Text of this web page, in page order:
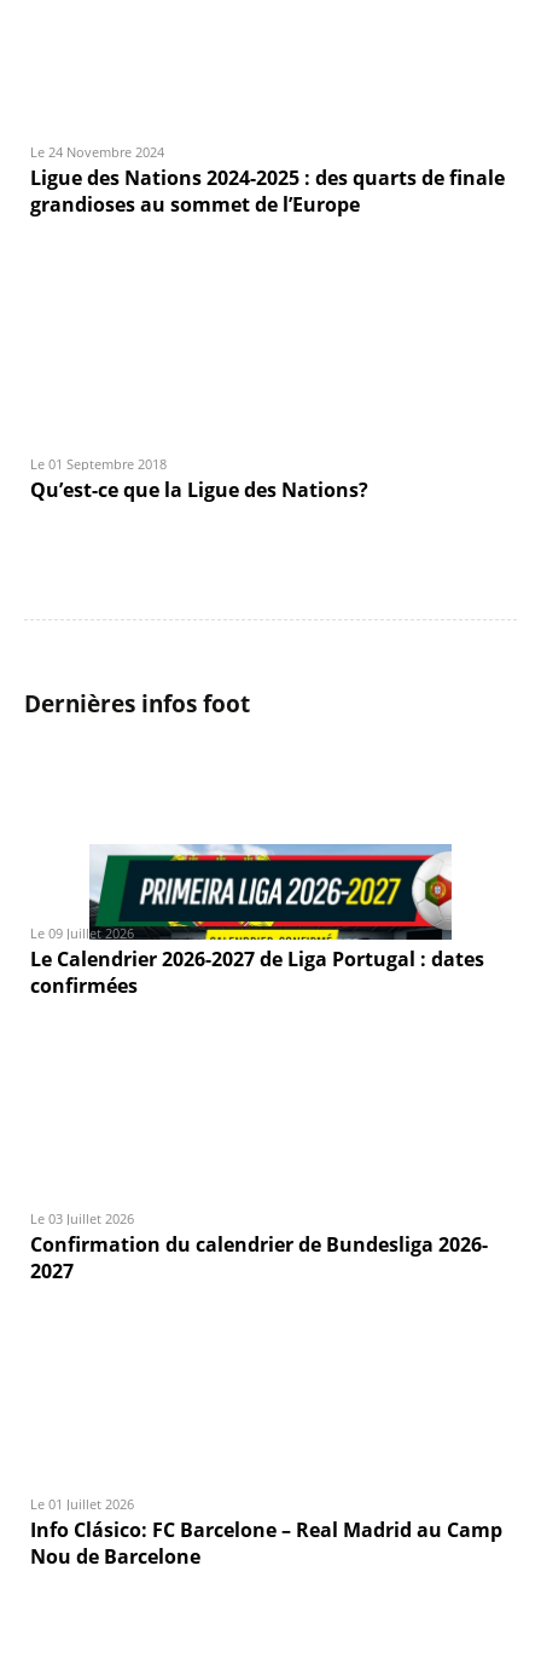
Le 24 Novembre 2024
Ligue des Nations 2024-2025 : des quarts de finale
grandioses au sommet de l’Europe
Le 01 Septembre 2018
Qu’est-ce que la Ligue des Nations?
Dernières infos foot
Le 09 Juillet 2026
Le Calendrier 2026-2027 de Liga Portugal : dates
confirmées
Le 03 Juillet 2026
Confirmation du calendrier de Bundesliga 2026-
2027
Le 01 Juillet 2026
Info Clásico: FC Barcelone – Real Madrid au Camp
Nou de Barcelone